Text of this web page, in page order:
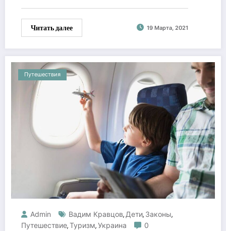
Читать далее 19 Марта, 2021
Путешествия
Admin Вадим Кравцов, Дети, Законы,
Путешествие,Туризм,Украина
0